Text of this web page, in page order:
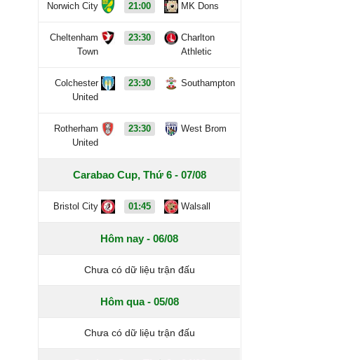
Norwich City 21:00 MK Dons
Cheltenham
Town
23:30
Charlton
Athletic
Colchester
United
23:30 Southampton
Rotherham
United
23:30 West Brom
Carabao Cup, Thứ 6 - 07/08
Bristol City 01:45 Walsall
Hôm nay - 06/08
Chưa có dữ liệu trận đấu
Hôm qua - 05/08
Chưa có dữ liệu trận đấu